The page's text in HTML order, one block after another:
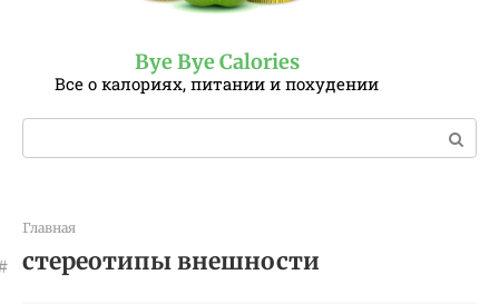
Bye Bye Calories
Все о калориях, питании и похудении
Поиск:
Главная
стереотипы внешности